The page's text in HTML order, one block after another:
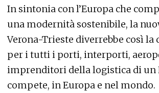
In sintonia con l’Europa che
una modernità sostenibile, la
Verona-Trieste diverrebbe così la
per i tutti i porti, interporti,
imprenditori della logistica di un
compete, in Europa e nel mondo.